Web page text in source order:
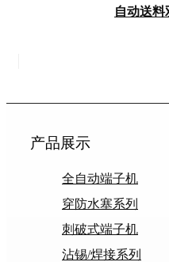
自动送
产品展示
全自动端子机
穿防水塞系列
刺破式端子机
沾锡/焊接系列